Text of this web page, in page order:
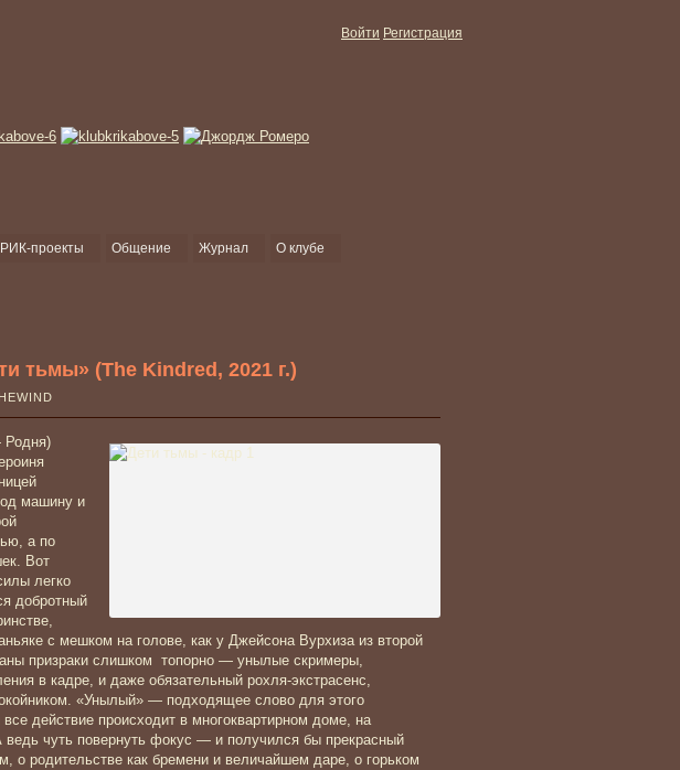
Войти Регистрация
проекты Общение Журнал О клубе
тьмы» (The Kindred, 2021 г.)
Родня)
машину и
а по
Вот
легко
добротный
с мешком на голове, как у Джейсона Вурхиза из второй
призраки слишком топорно — унылые скримеры,
в кадре, и даже обязательный рохля-экстрасенс,
«Унылый» — подходящее слово для этого
действие происходит в многоквартирном доме, на
ведь чуть повернуть фокус — и получился бы прекрасный
о родительстве как бремени и величайшем даре, о горьком